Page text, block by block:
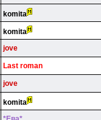
komita
komita
jove
Last roman
jove
komita